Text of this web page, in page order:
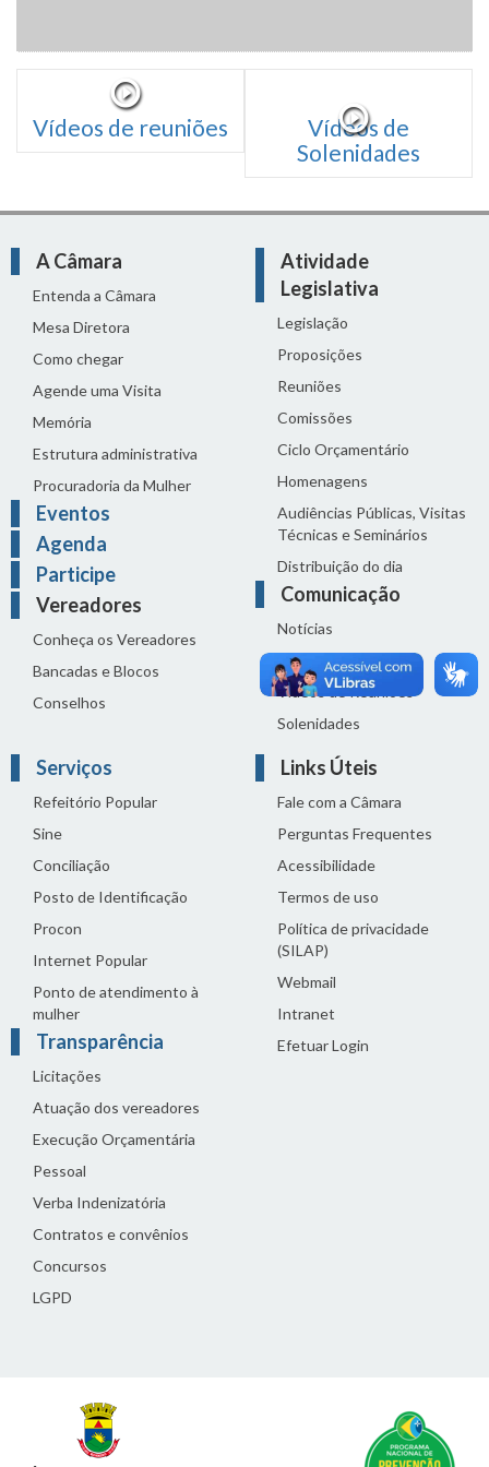
Vídeos de reuniões
Vídeos de
Solenidades
A Câmara
Entenda a Câmara
Mesa Diretora
Como chegar
Agende uma Visita
Memória
Estrutura administrativa
Procuradoria da Mulher
Eventos
Agenda
Participe
Vereadores
Conheça os Vereadores
Bancadas e Blocos
Conselhos
Atividade
Legislativa
Legislação
Proposições
Reuniões
Comissões
Ciclo Orçamentário
Homenagens
Audiências Públicas, Visitas
Técnicas e Seminários
Distribuição do dia
Comunicação
Notícias
Sala de Imprensa
Vídeos de Reuniões
Solenidades
Serviços
Refeitório Popular
Sine
Conciliação
Posto de Identificação
Procon
Internet Popular
Ponto de atendimento à
mulher
Transparência
Licitações
Atuação dos vereadores
Execução Orçamentária
Pessoal
Verba Indenizatória
Contratos e convênios
Concursos
LGPD
Links Úteis
Fale com a Câmara
Perguntas Frequentes
Acessibilidade
Termos de uso
Política de privacidade
(SILAP)
Webmail
Intranet
Efetuar Login